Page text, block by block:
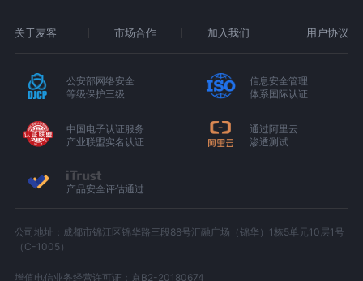
关于麦客 市场合作 加入我们 用户协议
公安部网络安全
等级保护三级
信息安全管理
体系国际认证
中国电子认证服务
产业联盟实名认证
通过阿里云
渗透测试
产品安全评估通过
公司地址：成都市锦江区锦华路三段88号汇融广场（锦华）1栋5单元10层1号
（C-1005）
增值电信业务经营许可证：京B2-20180674